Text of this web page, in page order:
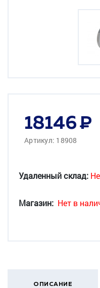
18146
Артикул: 18908
Удаленный склад:
Магазин: Нет в
ОПИСАНИЕ